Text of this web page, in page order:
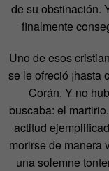
de su obstinación.
finalmente
Uno de esos
se le ofreció ¡hasta
Corán. Y no
buscaba: el
actitud
morirse de manera
una solemne